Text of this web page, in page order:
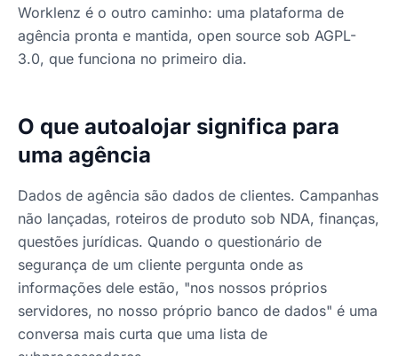
Worklenz é o outro caminho: uma plataforma de
agência pronta e mantida, open source sob AGPL-
3.0, que funciona no primeiro dia.
O que autoalojar significa para
uma agência
Dados de agência são dados de clientes. Campanhas
não lançadas, roteiros de produto sob NDA, finanças,
questões jurídicas. Quando o questionário de
segurança de um cliente pergunta onde as
informações dele estão, "nos nossos próprios
servidores, no nosso próprio banco de dados" é uma
conversa mais curta que uma lista de